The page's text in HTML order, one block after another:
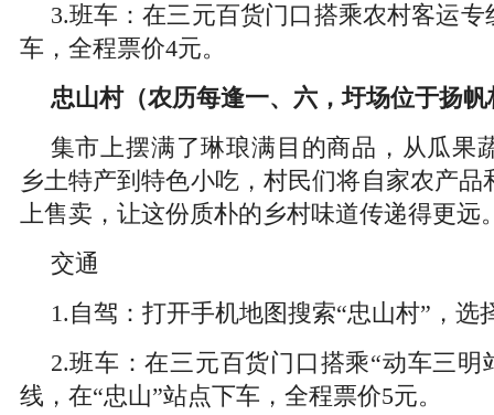
3.班车：在三元百货门口搭乘农村客运专
车，全程票价4元。
忠山村（农历每逢一、六，圩场位于扬
集市上摆满了琳琅满目的商品，从瓜果
乡土特产到特色小吃，村民们将自家农产
上售卖，让这份质朴的乡村味道传递得更远
交通
1.自驾：打开手机地图搜索“忠山村”，选
2.班车：在三元百货门口搭乘“动车三明
线，在“忠山”站点下车，全程票价5元。